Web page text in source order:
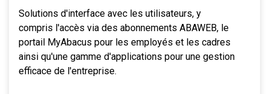
Solutions d'interface avec les utilisateurs, y
compris l'accès via des abonnements ABAWEB, le
portail MyAbacus pour les employés et les cadres
ainsi qu'une gamme d'applications pour une gestion
efficace de l'entreprise.